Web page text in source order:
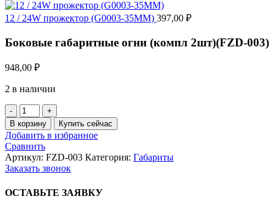
12 / 24W прожектор (G0003-35MM) 397,00 ₽
Боковые габаритные огни (компл 2шт)(FZD-003)
948,00 ₽
2 в наличии
Количество
товара
Боковые
габаритные
огни
(компл
2шт)
003)
В корзину Купить сейчас
Добавить в избранное
Сравнить
Артикул: FZD-003 Категория: Габариты
Заказать звонок
ОСТАВЬТЕ ЗАЯВКУ